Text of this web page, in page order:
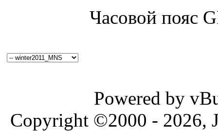
Часовой пояс
Powered by
Copyright ©2000 - 2026,